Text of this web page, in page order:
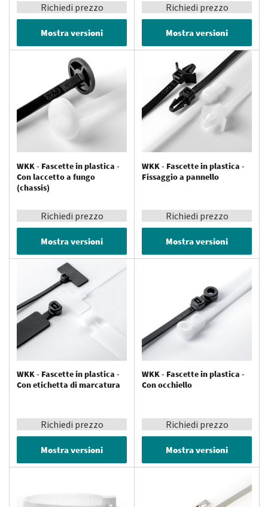
Richiedi prezzo
Mostra versioni
Richiedi prezzo
Mostra versioni
WKK - Fascette in plastica -
Con laccetto a fungo
(chassis)
Richiedi prezzo
Mostra versioni
WKK - Fascette in plastica -
Fissaggio a pannello
Richiedi prezzo
Mostra versioni
WKK - Fascette in plastica -
Con etichetta di marcatura
Richiedi prezzo
Mostra versioni
WKK - Fascette in plastica -
Con occhiello
Richiedi prezzo
Mostra versioni